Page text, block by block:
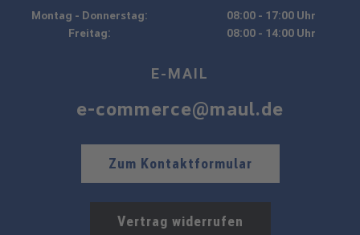
Montag - Donnerstag:
08:00 - 17:00 Uhr
Freitag:
08:00 - 14:00 Uhr
E-MAIL
e-commerce@maul.de
Zum Kontaktformular
Vertrag widerrufen